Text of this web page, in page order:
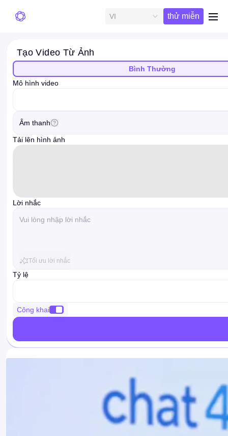
VI
thử miễn
Tạo Video Từ Ảnh
Bình Thường
Mô hình video
Âm thanh
Tải lên hình ảnh
Lời nhắc
Tối ưu lời nhắc
Tỷ lệ
Công khai